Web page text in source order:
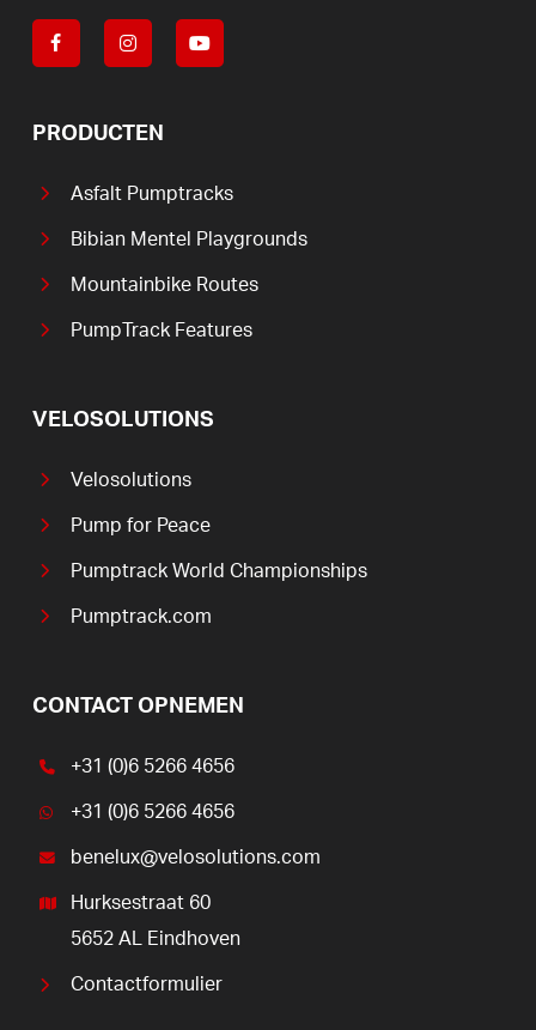
PRODUCTEN
Asfalt Pumptracks
Bibian Mentel Playgrounds
Mountainbike Routes
PumpTrack Features
VELOSOLUTIONS
Velosolutions
Pump for Peace
Pumptrack World Championships
Pumptrack.com
CONTACT OPNEMEN
+31 (0)6 5266 4656
+31 (0)6 5266 4656
benelux@velosolutions.com
Hurksestraat 60
5652 AL Eindhoven
Contactformulier